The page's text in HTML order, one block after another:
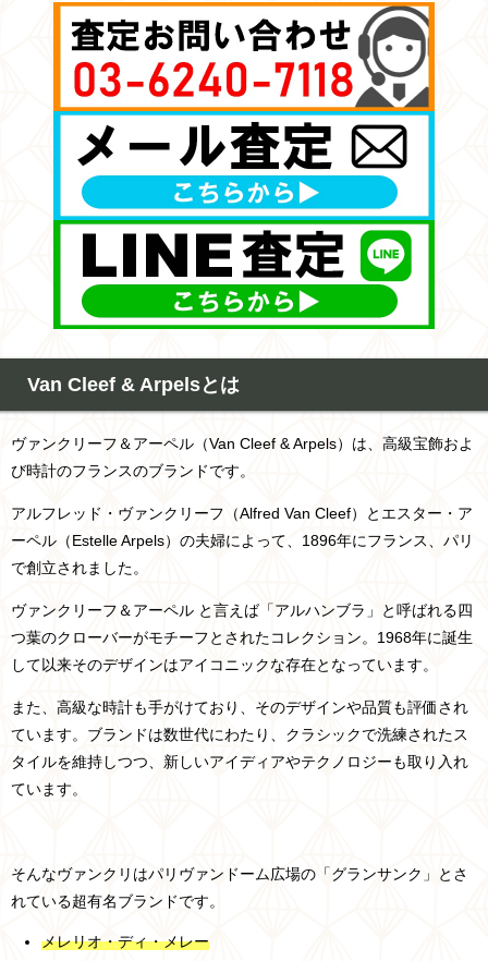
Van Cleef & Arpelsとは
ヴァンクリーフ＆アーペル（Van Cleef & Arpels）は、高級宝飾およ
び時計のフランスのブランドです。
アルフレッド・ヴァンクリーフ（Alfred Van Cleef）とエスター・ア
ーペル（Estelle Arpels）の夫婦によって、1896年にフランス、パリ
で創立されました。
ヴァンクリーフ＆アーペル と言えば「アルハンブラ」と呼ばれる四
つ葉のクローバーがモチーフとされたコレクション。1968年に誕生
して以来そのデザインはアイコニックな存在となっています。
また、高級な時計も手がけており、そのデザインや品質も評価され
ています。ブランドは数世代にわたり、クラシックで洗練されたス
タイルを維持しつつ、新しいアイディアやテクノロジーも取り入れ
ています。
そんなヴァンクリはパリヴァンドーム広場の「グランサンク」とさ
れている超有名ブランドです。
メレリオ・ディ・メレー